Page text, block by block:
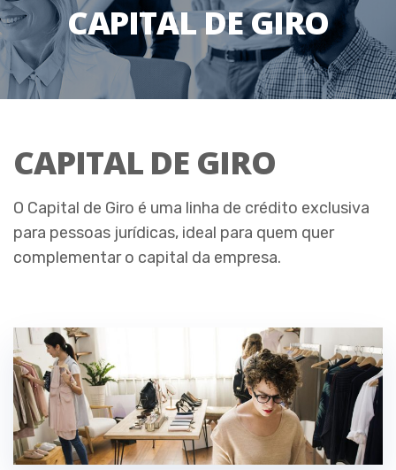
CAPITAL DE GIRO
CAPITAL DE GIRO
O Capital de Giro é uma linha de crédito exclusiva
para pessoas jurídicas, ideal para quem quer
complementar o capital da empresa.